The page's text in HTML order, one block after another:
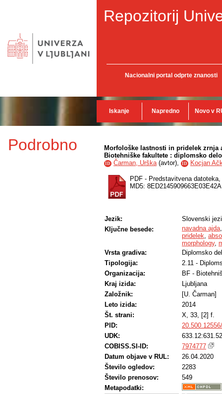
Repozitorij
Nacionalni portal odprte znanosti
Iskanje Napredno Novo v
Podrobno
Morfološke lastnosti in pridelek zrnja
Biotehniške fakultete : diplomsko delo
ID Čarman, Urška(avtor), ID Kocjan
PDF - Predstavitvena datoteka,
MD5:
Jezik:
Slovenski
Ključne besede:
navadna ajda
pridelek,
morphology,
Vrsta gradiva:
Diplomsko
Tipologija:
2.11 -
Organizacija:
BF -
Kraj izida:
Ljubljana
Založnik:
[U. Čarman]
Leto izida:
2014
Št. strani:
X, 33, [2] f.
PID:
UDK:
COBISS.SI-ID:
7974777
Datum objave v RUL:
26.04.2020
Število ogledov:
2283
Število prenosov:
549
Metapodatki: